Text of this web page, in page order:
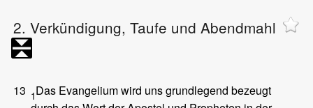
2. Verkündigung, Taufe und Abendmahl
13 1Das Evangelium wird uns grundlegend bezeugt